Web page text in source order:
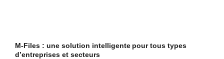
M-Files : une solution intelligente pour tous types
d’entreprises et secteurs